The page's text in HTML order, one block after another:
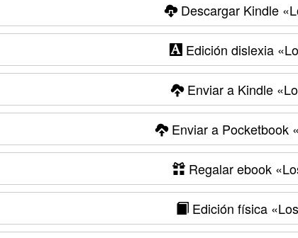
Descargar Kindle
Edición dislexia
Enviar a Kindle
Enviar a Pocketbook
Regalar ebook
Edición física